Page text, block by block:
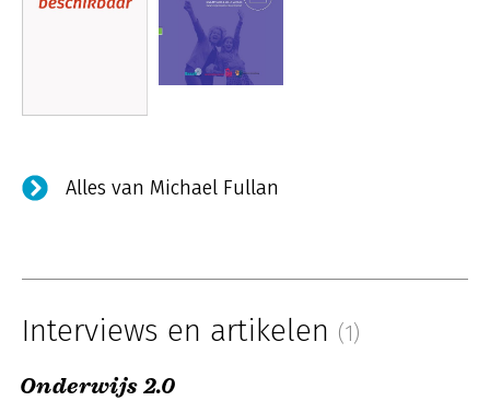
Alles van Michael Fullan
Interviews en artikelen (1)
Onderwijs 2.0